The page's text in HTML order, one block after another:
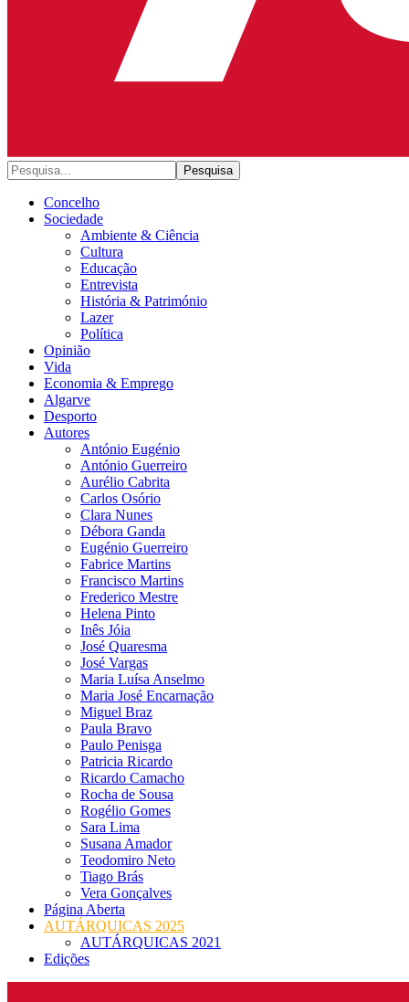
Concelho
Sociedade
Ambiente & Ciência
Cultura
Educação
Entrevista
História & Património
Lazer
Política
Opinião
Vida
Economia & Emprego
Algarve
Desporto
Autores
António Eugénio
António Guerreiro
Aurélio Cabrita
Carlos Osório
Clara Nunes
Débora Ganda
Eugénio Guerreiro
Fabrice Martins
Francisco Martins
Frederico Mestre
Helena Pinto
Inês Jóia
José Quaresma
José Vargas
Maria Luísa Anselmo
Maria José Encarnação
Miguel Braz
Paula Bravo
Paulo Penisga
Patricia Ricardo
Ricardo Camacho
Rocha de Sousa
Rogélio Gomes
Sara Lima
Susana Amador
Teodomiro Neto
Tiago Brás
Vera Gonçalves
Página Aberta
AUTÁRQUICAS 2025
AUTÁRQUICAS 2021
Edições